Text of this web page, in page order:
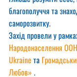
благополуччя та
саморозвитку.
Захід провели у
Народонаселення ООН
Ukraine та
Любов» .